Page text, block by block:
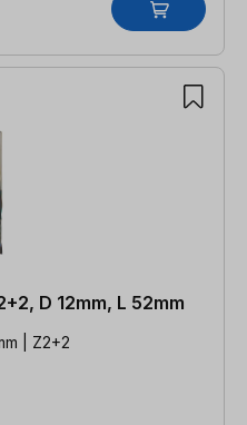
D 12mm, L 52mm
| Z2+2